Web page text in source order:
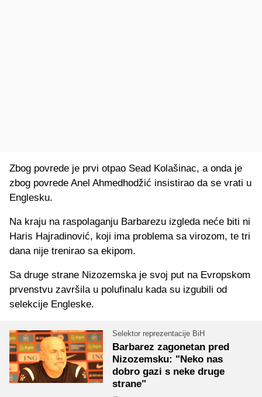
Zbog povrede je prvi otpao Sead Kolašinac, a onda je
zbog povrede Anel Ahmedhodžić insistirao da se vrati u
Englesku.
Na kraju na raspolaganju Barbarezu izgleda neće biti ni
Haris Hajradinović, koji ima problema sa virozom, te tri
dana nije trenirao sa ekipom.
Sa druge strane Nizozemska je svoj put na Evropskom
prvenstvu završila u polufinalu kada su izgubili od
selekcije Engleske.
Selektor reprezentacije BiH
Barbarez zagonetan pred
Nizozemsku: "Neko nas
dobro gazi s neke druge
strane"